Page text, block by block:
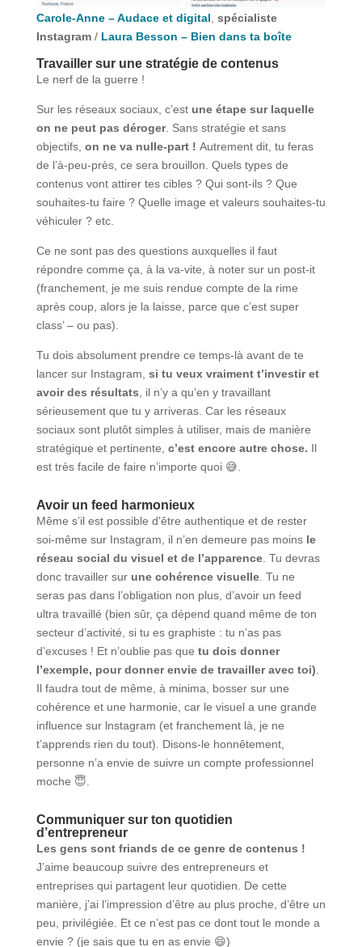
Carole-Anne – Audace et digital spécialiste
Instagram/ Laura Besson – Bien dans ta boîte
Travailler sur une stratégie de contenus
Le nerf de la guerre !
Sur les réseaux sociaux, c’est une étape sur laquelle
on ne peut pas déroger. Sans stratégie et sans
objectifs, on ne va nulle-part ! Autrement dit, tu feras
de l’à-peu-près, ce sera brouillon. Quels types de
contenus vont attirer tes cibles ? Qui sont-ils ? Que
souhaites-tu faire ? Quelle image et valeurs souhaites-tu
véhiculer ? etc.
Ce ne sont pas des questions auxquelles il faut
répondre comme ça, à la va-vite, à noter sur un post-it
(franchement, je me suis rendue compte de la rime
après coup, alors je la laisse, parce que c’est super
class’ – ou pas).
Tu dois absolument prendre ce temps-là avant de te
lancer sur Instagram, si tu veux vraiment t’investir et
avoir des résultats , il n’y a qu’en y travaillant
sérieusement que tu y arriveras. Car les réseaux
sociaux sont plutôt simples à utiliser, mais de manière
stratégique et pertinente, c’est encore autre chose. Il
est très facile de faire n’importe quoi 😅.
Avoir un feed harmonieux
Même s’il est possible d’être authentique et de rester
soi-même sur Instagram, il n’en demeure pas moins le
réseau social du visuel et de l’apparence. Tu devras
donc travailler sur une cohérence visuelle. Tu ne
seras pas dans l’obligation non plus, d’avoir un feed
ultra travaillé (bien sûr, ça dépend quand même de ton
secteur d’activité, si tu es graphiste : tu n’as pas
d’excuses ! Et n’oublie pas que tu dois donner
l’exemple, pour donner envie de travailler avec toi)
Il faudra tout de même, à minima, bosser sur une
cohérence et une harmonie, car le visuel a une grande
influence sur lnstagram (et franchement là, je ne
t’apprends rien du tout). Disons-le honnêtement,
personne n’a envie de suivre un compte professionnel
moche 😇.
Communiquer sur ton quotidien
d’entrepreneur
Les gens sont friands de ce genre de contenus !
J’aime beaucoup suivre des entrepreneurs et
entreprises qui partagent leur quotidien. De cette
manière, j’ai l’impression d’être au plus proche, d’être un
peu, privilégiée. Et ce n’est pas ce dont tout le monde a
envie ? (je sais que tu en as envie 😄)